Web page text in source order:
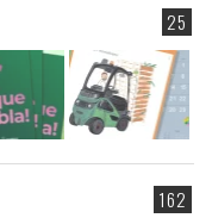
25
162